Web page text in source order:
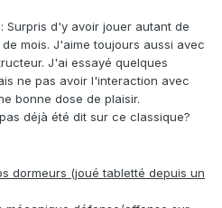
: Surpris d'y avoir jouer autant de
mois. J'aime toujours aussi avec
J'ai essayé quelques
ne pas avoir l'interaction avec
bonne dose de plaisir.
déjà été dit sur ce classique?
dormeurs (joué tabletté depuis un